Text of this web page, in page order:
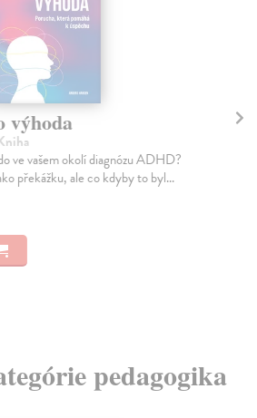
výhoda
ve vašem okolí diagnózu ADHD?
překážku, ale co kdyby to byl...
pedagogika